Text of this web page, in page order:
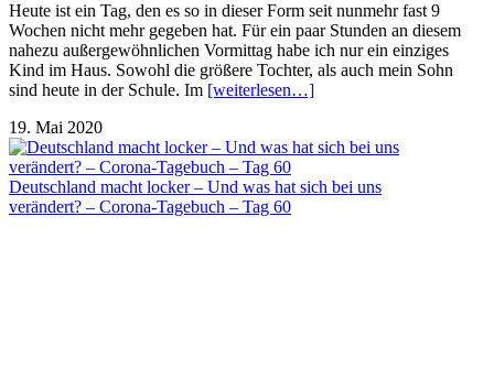
Heute ist ein Tag, den es so in dieser Form seit nunmehr fast 9
Wochen nicht mehr gegeben hat. Für ein paar Stunden an diesem
nahezu außergewöhnlichen Vormittag habe ich nur ein einziges
Kind im Haus. Sowohl die größere Tochter, als auch mein Sohn
sind heute in der Schule. Im [weiterlesen…]
19. Mai 2020
Deutschland macht locker – Und was hat sich bei uns
verändert? – Corona-Tagebuch – Tag 60